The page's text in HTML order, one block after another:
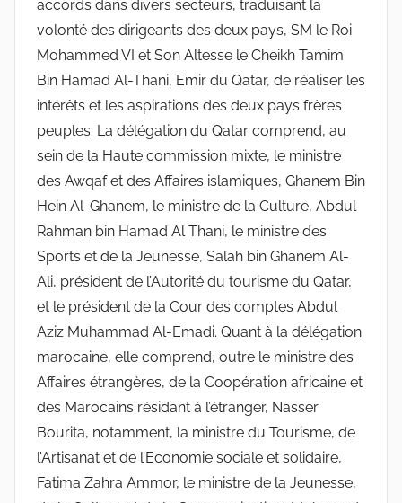
accords dans divers secteurs, traduisant la
volonté des dirigeants des deux pays, SM le Roi
Mohammed VI et Son Altesse le Cheikh Tamim
Bin Hamad Al-Thani, Emir du Qatar, de réaliser les
intérêts et les aspirations des deux pays frères
peuples. La délégation du Qatar comprend, au
sein de la Haute commission mixte, le ministre
des Awqaf et des Affaires islamiques, Ghanem Bin
Hein Al-Ghanem, le ministre de la Culture, Abdul
Rahman bin Hamad Al Thani, le ministre des
Sports et de la Jeunesse, Salah bin Ghanem Al-
Ali, président de l’Autorité du tourisme du Qatar,
et le président de la Cour des comptes Abdul
Aziz Muhammad Al-Emadi. Quant à la délégation
marocaine, elle comprend, outre le ministre des
Affaires étrangères, de la Coopération africaine et
des Marocains résidant à l’étranger, Nasser
Bourita, notamment, la ministre du Tourisme, de
l’Artisanat et de l’Economie sociale et solidaire,
Fatima Zahra Ammor, le ministre de la Jeunesse,